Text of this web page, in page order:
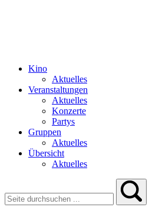
Kino
Aktuelles
Veranstaltungen
Aktuelles
Konzerte
Partys
Gruppen
Aktuelles
Übersicht
Aktuelles